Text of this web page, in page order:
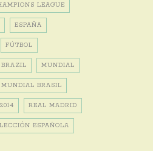
LEAGUE
ESPAÑA
FÚTBOL
BRAZIL MUNDIAL
MUNDIAL BRASIL
REAL MADRID
ESPAÑOLA